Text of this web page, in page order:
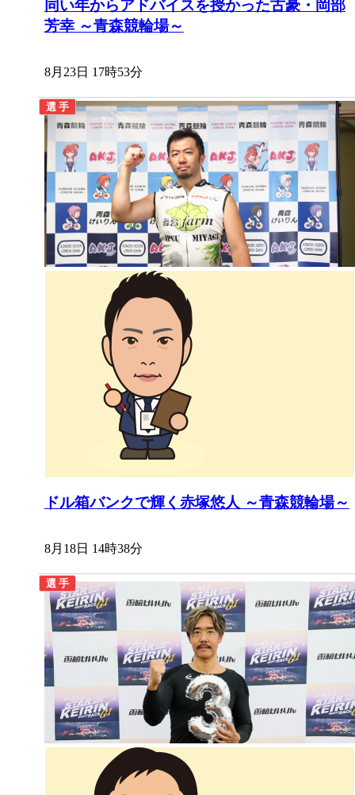
同い年からアドバイスを授かった古豪・岡部
芳幸 ～青森競輪場～
8月23日 17時53分
ドル箱バンクで輝く赤塚悠人 ～青森競輪場～
8月18日 14時38分